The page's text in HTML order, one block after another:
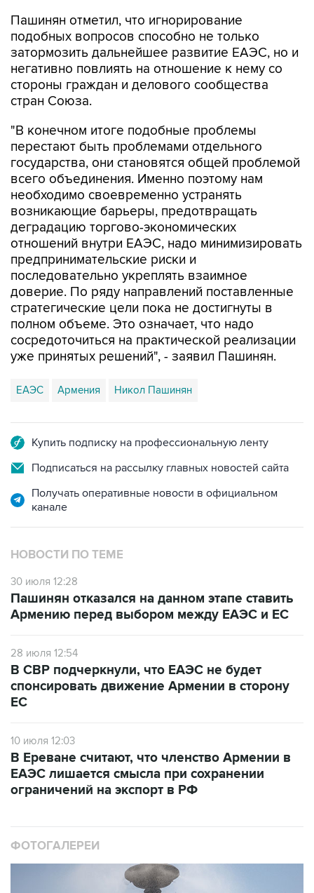
Пашинян отметил, что игнорирование
подобных вопросов способно не только
затормозить дальнейшее развитие ЕАЭС, но и
негативно повлиять на отношение к нему со
стороны граждан и делового сообщества
стран Союза.
"В конечном итоге подобные проблемы
перестают быть проблемами отдельного
государства, они становятся общей проблемой
всего объединения. Именно поэтому нам
необходимо своевременно устранять
возникающие барьеры, предотвращать
деградацию торгово-экономических
отношений внутри ЕАЭС, надо минимизировать
предпринимательские риски и
последовательно укреплять взаимное
доверие. По ряду направлений поставленные
стратегические цели пока не достигнуты в
полном объеме. Это означает, что надо
сосредоточиться на практической реализации
уже принятых решений", - заявил Пашинян.
ЕАЭС Армения Никол Пашинян
Купить подписку на профессиональную ленту
Подписаться на рассылку главных новостей сайта
Получать оперативные новости в официальном
канале
НОВОСТИ ПО ТЕМЕ
30 июля 12:28
Пашинян отказался на данном этапе ставить
Армению перед выбором между ЕАЭС и ЕС
28 июля 12:54
В СВР подчеркнули, что ЕАЭС не будет
спонсировать движение Армении в сторону
ЕС
10 июля 12:03
В Ереване считают, что членство Армении в
ЕАЭС лишается смысла при сохранении
ограничений на экспорт в РФ
ФОТОГАЛЕРЕИ